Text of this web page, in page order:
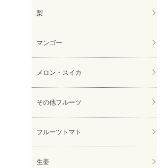
梨
マンゴー
メロン・スイカ
その他フルーツ
フルーツトマト
生姜